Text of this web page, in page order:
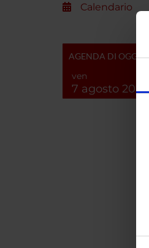
Calendario
AGENDA DI OGGI
ven
7 agosto 2026